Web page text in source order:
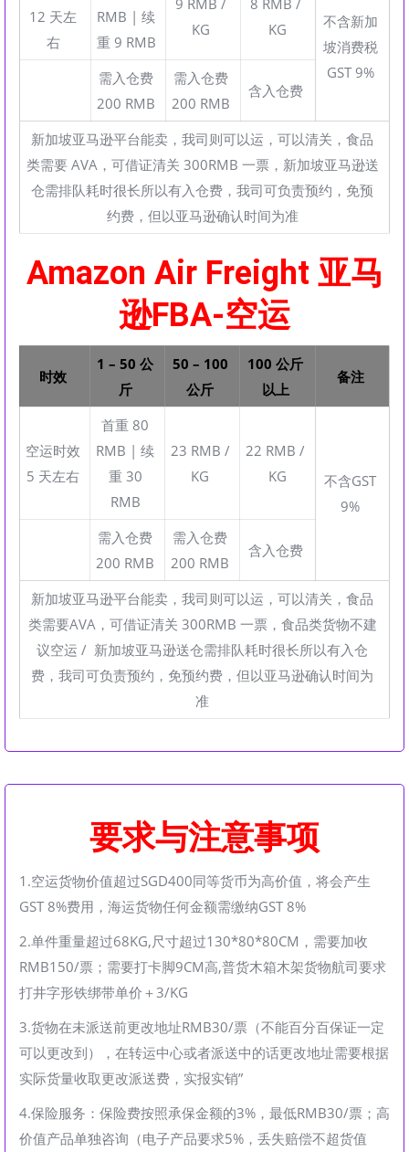
12 天左
右
RMB | 续
重 9 RMB
9 RMB /
KG
8 RMB /
KG
不含新加
坡消费税
GST 9%
需入仓费
200 RMB
需入仓费
200 RMB
含入仓费
新加坡亚马逊平台能卖，我司则可以运，可以清关，食品
类需要 AVA，可借证清关 300RMB 一票，新加坡亚马逊送
仓需排队耗时很长所以有入仓费，我司可负责预约，免预
约费，但以亚马逊确认时间为准
Amazon Air Freight 亚马
逊FBA-空运
时效
1 – 50 公
斤
50 – 100
公斤
100 公斤
以上
备注
空运时效
5 天左右
首重 80
RMB | 续
重 30
RMB
23 RMB /
KG
22 RMB /
KG
不含GST
9%
需入仓费
200 RMB
需入仓费
200 RMB
含入仓费
新加坡亚马逊平台能卖，我司则可以运，可以清关，食品
类需要AVA，可借证清关 300RMB 一票，食品类货物不建
议空运 / 新加坡亚马逊送仓需排队耗时很长所以有入仓
费，我司可负责预约，免预约费，但以亚马逊确认时间为
准
要求与注意事项
1.空运货物价值超过SGD400同等货币为高价值，将会产生
GST 8%费用，海运货物任何金额需缴纳GST 8%
2.单件重量超过68KG,尺寸超过130*80*80CM，需要加收
RMB150/票；需要打卡脚9CM高,普货木箱木架货物航司要求
打井字形铁绑带单价＋3/KG
3.货物在未派送前更改地址RMB30/票（不能百分百保证一定
可以更改到），在转运中心或者派送中的话更改地址需要根据
实际货量收取更改派送费，实报实销”
4.保险服务：保险费按照承保金额的3%，最低RMB30/票；高
价值产品单独咨询（电子产品要求5%，丢失赔偿不超货值